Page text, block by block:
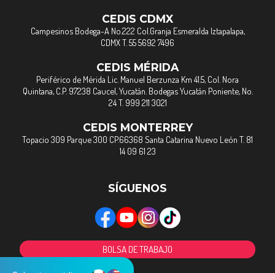
CEDIS CDMX
Campesinos Bodega-A No.222 Col.Granja Esmeralda Iztapalapa,
CDMX T. 55 5692 7496
CEDIS MÉRIDA
Periférico de Mérida Lic. Manuel Berzunza Km 41.5, Col. Nora
Quintana, C.P. 97238 Caucel, Yucatán. Bodegas Yucatán Poniente, No.
24 T. 999 211 3021
CEDIS MONTERREY
Topacio 309 Parque 300 CP.66368 Santa Catarina Nuevo León T. 81
14 09 61 23
SÍGUENOS
BOLSA DE TRABAJO